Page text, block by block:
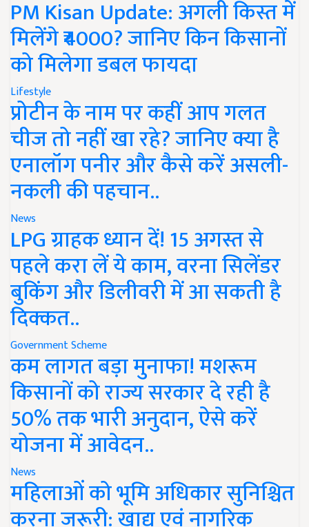
PM Kisan Update: अगली किस्त में
मिलेंगे ₹4000? जानिए किन किसानों
को मिलेगा डबल फायदा
Lifestyle
प्रोटीन के नाम पर कहीं आप गलत
चीज तो नहीं खा रहे? जानिए क्या है
एनालॉग पनीर और कैसे करें असली-
नकली की पहचान..
News
LPG ग्राहक ध्यान दें! 15 अगस्त से
पहले करा लें ये काम, वरना सिलेंडर
बुकिंग और डिलीवरी में आ सकती है
दिक्कत..
Government Scheme
कम लागत बड़ा मुनाफा! मशरूम
किसानों को राज्य सरकार दे रही है
50% तक भारी अनुदान, ऐसे करें
योजना में आवेदन..
News
महिलाओं को भूमि अधिकार सुनिश्चित
करना जरूरी: खाद्य एवं नागरिक